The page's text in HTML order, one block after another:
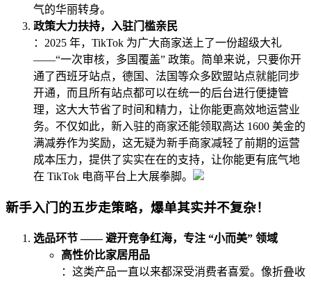
气的华丽转身。
政策大力扶持，入驻门槛亲民
：2025 年，TikTok 为广大商家送上了一份超级大礼
——“一次审核，多国覆盖” 政策。简单来说，只要你开
通了西班牙站点，德国、法国等众多欧盟站点就能同步
开通，而且所有站点都可以在统一的后台进行便捷管
理，这大大节省了时间和精力，让你能更高效地运营业
务。不仅如此，新入驻的商家还能领取高达 1600 美金的
满减券作为奖励，这无疑为新手商家减轻了前期的运营
成本压力，提供了实实在在的支持，让你能更有底气地
在 TikTok 电商平台上大展拳脚。
新手入门的五步走策略，爆单其实并不复杂！
选品环节 —— 避开竞争红海，专注 “小而美” 领域
高性价比家居用品
：这类产品一直以来都深受消费者喜爱。像折叠收